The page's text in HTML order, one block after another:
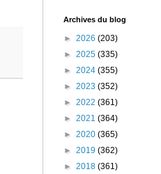
Archives du blog
► 2026 (203)
► 2025 (335)
► 2024 (355)
► 2023 (352)
► 2022 (361)
► 2021 (364)
► 2020 (365)
► 2019 (362)
► 2018 (361)